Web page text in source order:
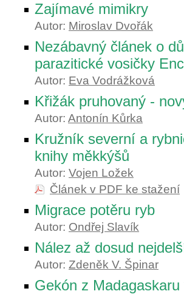
Zajímavé mimikry
Autor: Miroslav Dvořák
Nezábavný článek o
parazitické vosičky
Autor: Eva Vodrážková
Křižák pruhovaný -
Autor: Antonín Kůrka
Kružník severní a
knihy měkkýšů
Autor: Vojen Ložek
Článek v PDF ke stažení
Migrace potěru ryb
Autor: Ondřej Slavík
Nález až dosud
Autor: Zdeněk V. Špinar
Gekón z Madagaskaru